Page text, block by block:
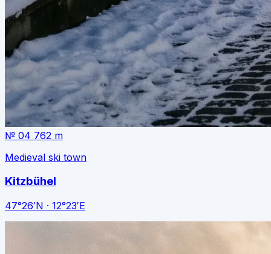
№ 04 762 m
Medieval ski town
Kitzbühel
47°26′N · 12°23′E